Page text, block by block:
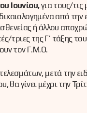
Ιουνίου,για τους/τις
από την
ή άλλου
τριες της Γ’ τάξης
τον Γ.Μ.Ο.
μετά την
θα γίνει μέχρι την